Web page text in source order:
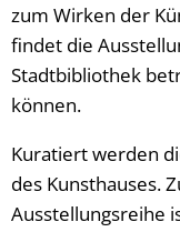
zum Wirken der
findet die
Stadtbibliothek
können.
Kuratiert werden
des Kunsthauses.
Ausstellungsreihe